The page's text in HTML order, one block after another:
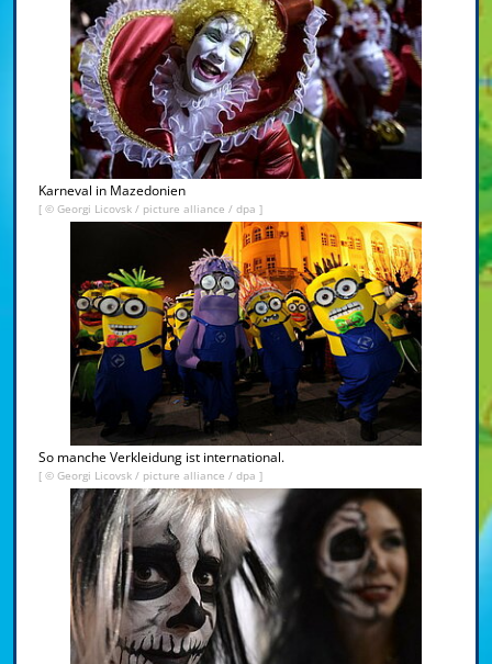
Karneval in Mazedonien
[ © Georgi Licovsk / picture alliance / dpa ]
So manche Verkleidung ist international.
[ © Georgi Licovsk / picture alliance / dpa ]